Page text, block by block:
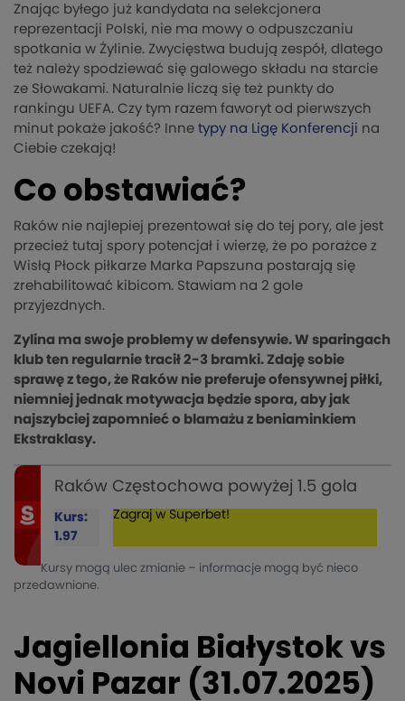
Znając byłego już kandydata na selekcjonera
reprezentacji Polski, nie ma mowy o odpuszczaniu
spotkania w Żylinie. Zwycięstwa budują zespół, dlatego
też należy spodziewać się galowego składu na starcie
ze Słowakami. Naturalnie liczą się też punkty do
rankingu UEFA. Czy tym razem faworyt od pierwszych
minut pokaże jakość? Inne typy na Ligę Konferencji na
Ciebie czekają!
Co obstawiać?
Raków nie najlepiej prezentował się do tej pory, ale jest
przecież tutaj spory potencjał i wierzę, że po porażce z
Wisłą Płock piłkarze Marka Papszuna postarają się
zrehabilitować kibicom. Stawiam na 2 gole
przyjezdnych.
Zylina ma swoje problemy w defensywie. W sparingach
klub ten regularnie tracił 2-3 bramki. Zdaję sobie
sprawę z tego, że Raków nie preferuje ofensywnej piłki,
niemniej jednak motywacja będzie spora, aby jak
najszybciej zapomnieć o blamażu z beniaminkiem
Ekstraklasy.
Raków Częstochowa powyżej 1.5 gola
Kurs:
1.97
Zagraj w Superbet!
Kursy mogą ulec zmianie – informacje mogą być nieco
przedawnione.
Jagiellonia Białystok vs
Novi Pazar (31.07.2025)